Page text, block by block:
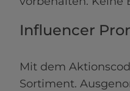
Influencer
Mit dem
Sortiment.